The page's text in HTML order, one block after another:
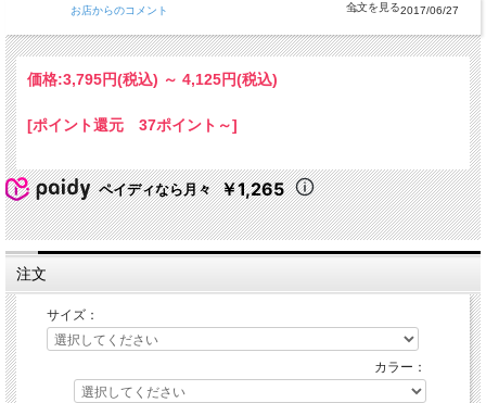
お店からのコメント 2017/06/27
価格:3,795円(税込) ～ 4,125円(税込)
[ポイント還元 37ポイント～]
ペイディなら月々 ￥1,265
注文
サイズ：
カラー：